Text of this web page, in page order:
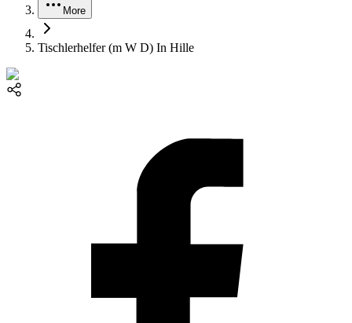
More
Tischlerhelfer (m W D) In Hille